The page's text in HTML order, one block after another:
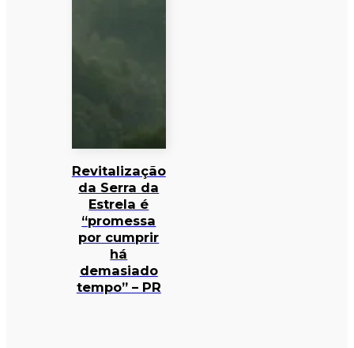
Revitalização
da Serra da
Estrela é
“promessa
por cumprir
há
demasiado
tempo” – PR